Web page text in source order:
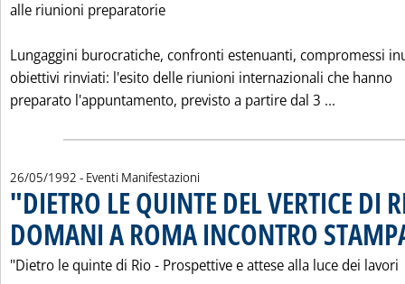
alle riunioni preparatorie
Lungaggini burocratiche, confronti estenuanti, compromessi
obiettivi rinviati: l'esito delle riunioni internazionali che hanno
preparato l'appuntamento, previsto a partire dal 3 ...
26/05/1992 - Eventi Manifestazioni
"DIETRO LE QUINTE DEL VERTICE DI
DOMANI A ROMA INCONTRO
"Dietro le quinte di Rio - Prospettive e attese alla luce dei lavori